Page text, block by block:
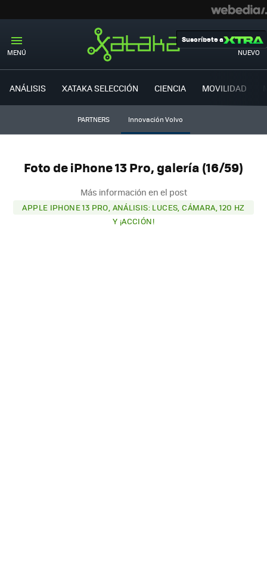
MENÚ NUEVO
Suscríbete a
ANÁLISIS XATAKA SELECCIÓN CIENCIA MOVILIDAD
PARTNERS Innovación Volvo
Foto de iPhone 13 Pro, galería (16/59)
Más información en el post
APPLE IPHONE 13 PRO, ANÁLISIS: LUCES, CÁMARA, 120 HZ
Y ¡ACCIÓN!